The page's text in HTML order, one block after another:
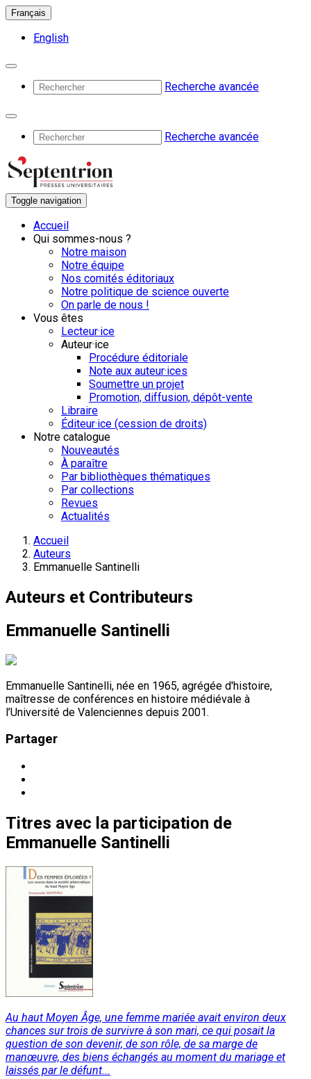
Français
English
Recherche avancée
Recherche avancée
Toggle navigation
Accueil
Qui sommes-nous ?
Notre maison
Notre équipe
Nos comités éditoriaux
Notre politique de science ouverte
On parle de nous !
Vous êtes
Lecteur·ice
Auteur·ice
Procédure éditoriale
Note aux auteur·ices
Soumettre un projet
Promotion, diffusion, dépôt-vente
Libraire
Éditeur·ice (cession de droits)
Notre catalogue
Nouveautés
À paraître
Par bibliothèques thématiques
Par collections
Revues
Actualités
Accueil
Auteurs
Emmanuelle Santinelli
Auteurs et Contributeurs
Emmanuelle Santinelli
Emmanuelle Santinelli, née en 1965, agrégée d'histoire,
maîtresse de conférences en histoire médiévale à
l’Université de Valenciennes depuis 2001.
Partager
Titres avec la participation de
Emmanuelle Santinelli
Au haut Moyen Âge, une femme mariée avait environ deux
chances sur trois de survivre à son mari, ce qui posait la
question de son devenir, de son rôle, de sa marge de
manœuvre, des biens échangés au moment du mariage et
laissés par le défunt...